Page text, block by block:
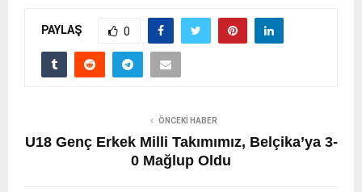
PAYLAŞ 0
ÖNCEKI HABER
U18 Genç Erkek Milli Takımımız, Belçika’ya 3-
0 Mağlup Oldu